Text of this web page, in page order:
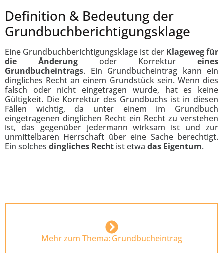
Definition & Bedeutung der
Grundbuchberichtigungsklage
Eine Grundbuchberichtigungsklage ist der Klageweg für
die Änderung oder Korrektur eines
Grundbucheintrags. Ein Grundbucheintrag kann ein
dingliches Recht an einem Grundstück sein. Wenn dies
falsch oder nicht eingetragen wurde, hat es keine
Gültigkeit. Die Korrektur des Grundbuchs ist in diesen
Fällen wichtig, da unter einem im Grundbuch
eingetragenen dinglichen Recht ein Recht zu verstehen
ist, das gegenüber jedermann wirksam ist und zur
unmittelbaren Herrschaft über eine Sache berechtigt.
Ein solches dingliches Recht ist etwa das Eigentum.
Mehr zum Thema: Grundbucheintrag